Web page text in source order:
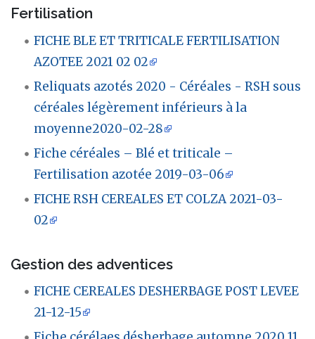
Fertilisation
FICHE BLE ET TRITICALE FERTILISATION
AZOTEE 2021 02 02
Reliquats azotés 2020 - Céréales - RSH sous
céréales légèrement inférieurs à la
moyenne2020-02-28
Fiche céréales – Blé et triticale –
Fertilisation azotée 2019-03-06
FICHE RSH CEREALES ET COLZA 2021-03-
02
Gestion des adventices
FICHE CEREALES DESHERBAGE POST LEVEE
21-12-15